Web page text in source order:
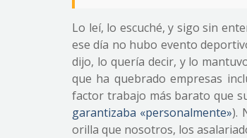
Lo leí, lo escuché, y sigo sin
ese día no hubo evento
dijo, lo quería decir, y lo
que ha quebrado empresas
factor trabajo más barato que
garantizaba «personalmente»).
orilla que nosotros, los